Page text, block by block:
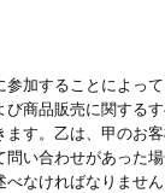
加することによっ
商品販売に関する
す。乙は、甲のお
い合わせがあった
べなければなりませ